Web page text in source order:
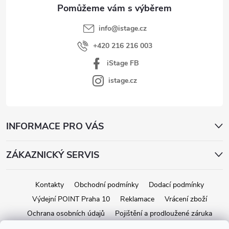
info@istage.cz
+420 216 216 003
iStage FB
istage.cz
INFORMACE PRO VÁS
ZÁKAZNICKÝ SERVIS
Kontakty Obchodní podmínky
Dodací podmínky
Výdejní POINT Praha 10
Reklamace
Vrácení zboží
Ochrana osobních údajů
Pojištění a prodloužené záruka